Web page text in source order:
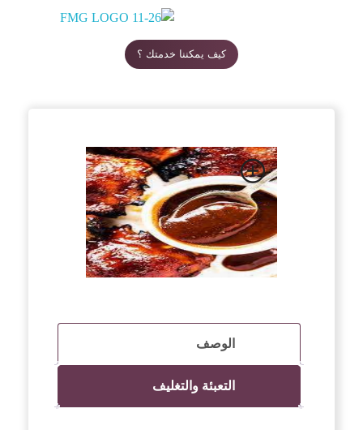
Food Manufacturing Group Co. Ltd.
كيف يمكننا خدمتك ؟
الوصف
التعبئة والتغليف